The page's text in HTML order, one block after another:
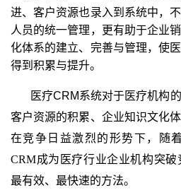
进、客户资源也录入到系统中，
人员的统一管理，更有助于企业
化体系的建立、完善与管理，使
得到积累与提升。
医疗CRM系统对于医疗机构
客户资源的积累、企业知识文化
在竞争日益激烈的形势下，随
CRM成为医疗行业企业机构突
最有效、最快速的方法。